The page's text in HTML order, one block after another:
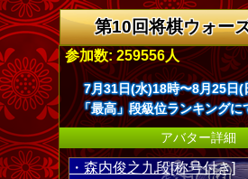
第10回将棋ウォー
参加数: 259556人
7月31日(水)18時〜8月25日(
「最高」段級位ランキングに
アバター詳細
・森内俊之九段[称号付き]